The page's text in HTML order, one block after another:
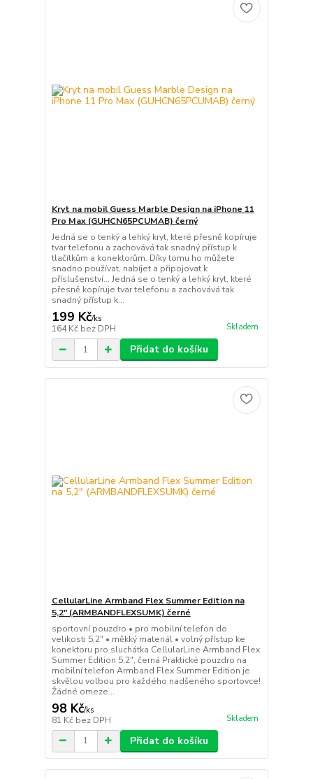
Kryt na mobil Guess Marble Design na iPhone 11
Pro Max (GUHCN65PCUMAB) černý
Jedná se o tenký a lehký kryt, které přesně kopíruje
tvar telefonu a zachovává tak snadný přístup k
tlačítkům a konektorům. Díky tomu ho můžete
snadno používat, nabíjet a připojovat k
příslušenství… Jedná se o tenký a lehký kryt, které
přesně kopíruje tvar telefonu a zachovává tak
snadný přístup k...
199 Kč/ks
164 Kč bez DPH Skladem
Přidat do košíku
CellularLine Armband Flex Summer Edition na
5,2" (ARMBANDFLEXSUMK) černé
sportovní pouzdro • pro mobilní telefon do
velikosti 5,2" • měkký materiál • volný přístup ke
konektoru pro sluchátka CellularLine Armband Flex
Summer Edition 5,2", černá Praktické pouzdro na
mobilní telefon Armband Flex Summer Edition je
skvělou volbou pro každého nadšeného sportovce!
Žádné omeze...
98 Kč/ks
81 Kč bez DPH Skladem
Přidat do košíku